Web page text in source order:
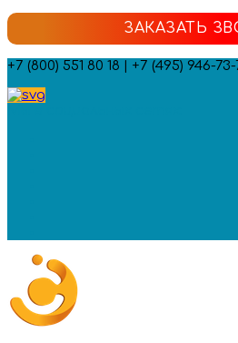
ЗАКАЗАТЬ
+7 (800) 551 80 18 | +7 (495) 946-73-